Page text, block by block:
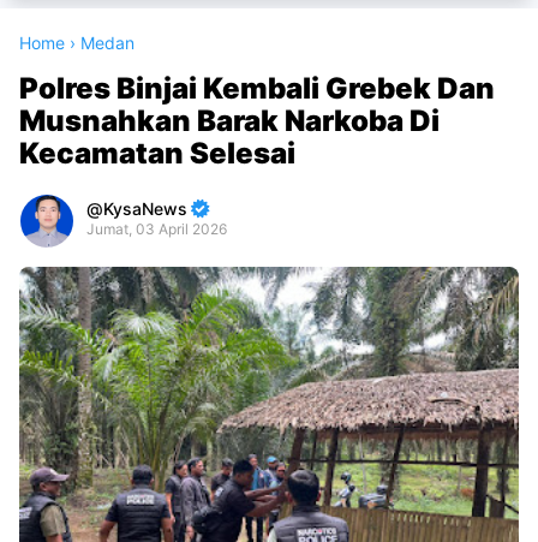
Home › Medan
Polres Binjai Kembali Grebek Dan
Musnahkan Barak Narkoba Di
Kecamatan Selesai
KysaNews
Jumat, 03 April 2026
Premium
By
Raushan
Design
With
Shroff
Templates